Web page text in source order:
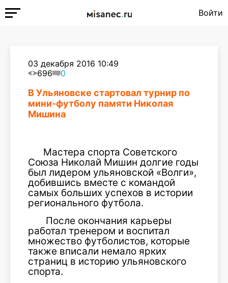
Войти
03 декабря 2016 10:49
696
0
В Ульяновске стартовал турнир по
мини-футболу памяти Николая
Мишина
Мастера спорта Советского
Союза Николай Мишин долгие годы
был лидером ульяновской «Волги»,
добившись вместе с командой
самых больших успехов в истории
регионального футбола.
После окончания карьеры
работал тренером и воспитал
множество футболистов, которые
также вписали немало ярких
страниц в историю ульяновского
спорта.